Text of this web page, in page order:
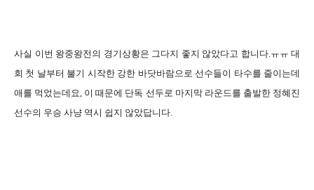
사실 이번 왕중왕전의 경기상황은 그다지 좋지 않았다고 합니다.ㅠㅠ 대
회 첫 날부터 불기 시작한 강한 바닷바람으로 선수들이 타수를 줄이는데
애를 먹었는데요, 이 때문에 단독 선두로 마지막 라운드를 출발한 정혜진
선수의 우승 사냥 역시 쉽지 않았답니다.